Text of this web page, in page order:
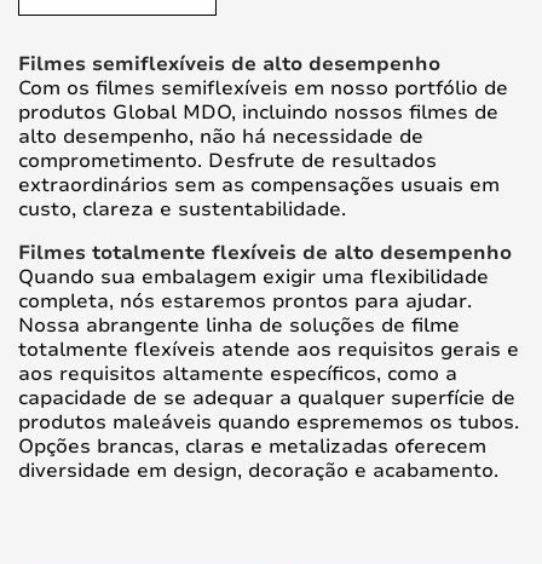
Filmes semiflexíveis ​​de alto desempenho
Com os filmes semiflexíveis ​​em nosso portfólio de
produtos Global MDO, incluindo nossos filmes de
alto desempenho, não há necessidade de
comprometimento. Desfrute de resultados
extraordinários sem as compensações usuais em
custo, clareza e sustentabilidade.
Filmes totalmente flexíveis ​​de alto desempenho
Quando sua embalagem exigir uma flexibilidade
completa, nós estaremos prontos para ajudar.
Nossa abrangente linha de soluções de filme
totalmente flexíveis ​​atende aos requisitos gerais e
aos requisitos altamente específicos, como a
capacidade de se adequar a qualquer superfície de
produtos maleáveis quando esprememos os tubos.
Opções brancas, claras e metalizadas oferecem
diversidade em design, decoração e acabamento.